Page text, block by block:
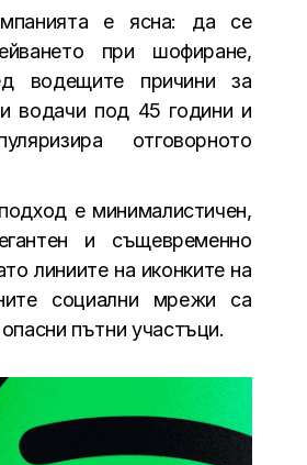
е ясна: да се
при шофиране,
водещите причини за
водачи под 45 години и
отговорното
е минималистичен,
и същевременно
линиите на иконките на
социални мрежи са
пътни участъци.